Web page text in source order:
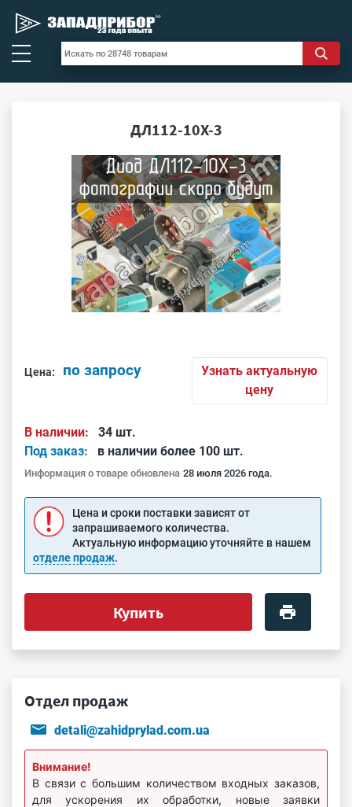
ДЛ112-10Х-3
Цена: по запросу
Узнать актуальную
цену
В наличии:
34 шт.
Под заказ:
в наличии более 100 шт.
Информация о товаре обновлена 28 июля 2026 года.
Цена и сроки поставки зависят от
запрашиваемого количества.
Актуальную информацию уточняйте в нашем
отделе продаж.
Купить
Отдел продаж
detali@zahidprylad.com.ua
Внимание!
В связи с большим количеством входных заказов,
для ускорения их обработки, новые заявки